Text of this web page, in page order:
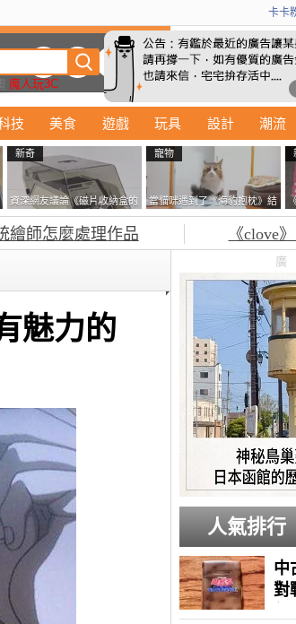
卡卡
魔人玩3C
技 美食 遊戲 玩具 設計 潮流
新奇
資深網友議論《磁片收納盒的
鎖有什麼用》想偷的話整盒拿
走不就好了嗎？
寵物
當貓咪遇到了《海豹抱枕》結
果玩了10天後，海豹一整個走
繪師怎麼處理作品 《clove
魅力的
人氣排行